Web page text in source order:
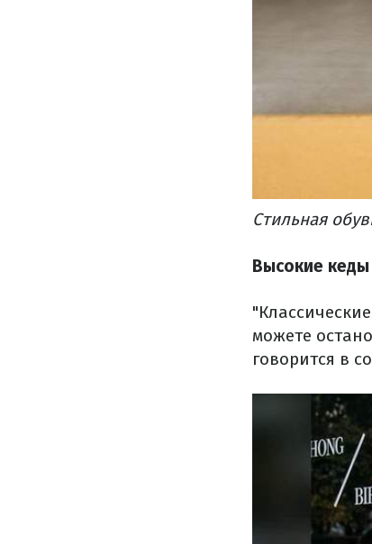
Стильная
Высокие кеды
можете
говорится в